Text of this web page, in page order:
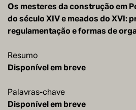
Os mesteres da construção em
do século XIV e meados do XVI:
regulamentação e formas de
Resumo
Disponível em breve
Palavras-chave
Disponível em breve